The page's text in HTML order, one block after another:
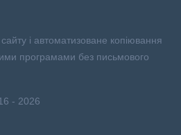
і автоматизоване копіювання
програмами без письмового
- 2026